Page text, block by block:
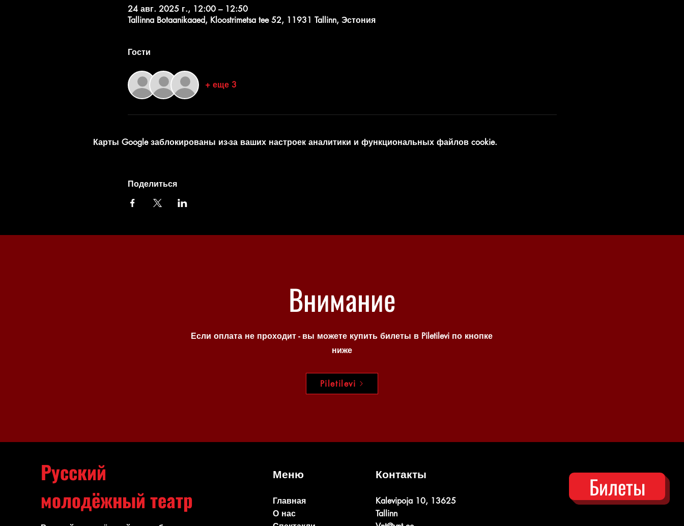
24 авг. 2025 г., 12:00 – 12:50
Tallinna Botaanikaaed, Kloostrimetsa tee 52, 11931 Tallinn, Эстония
Гости
+ еще 3
Карты Google заблокированы из-за ваших настроек аналитики и функциональных файлов cookie.
Поделиться
Внимание
Если оплата не проходит - вы можете купить билеты в Piletilevi по кнопке
ниже
Piletilevi
Русский
молодёжный театр
Меню
Главная
О нас
Контакты
Kalevipoja 10, 13625
Tallinn
Билеты